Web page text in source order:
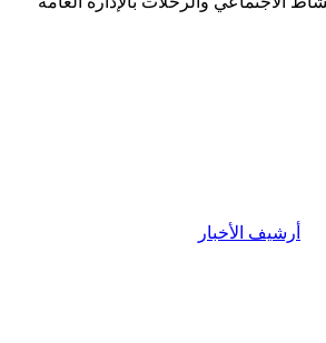
أرشيف الأخبار